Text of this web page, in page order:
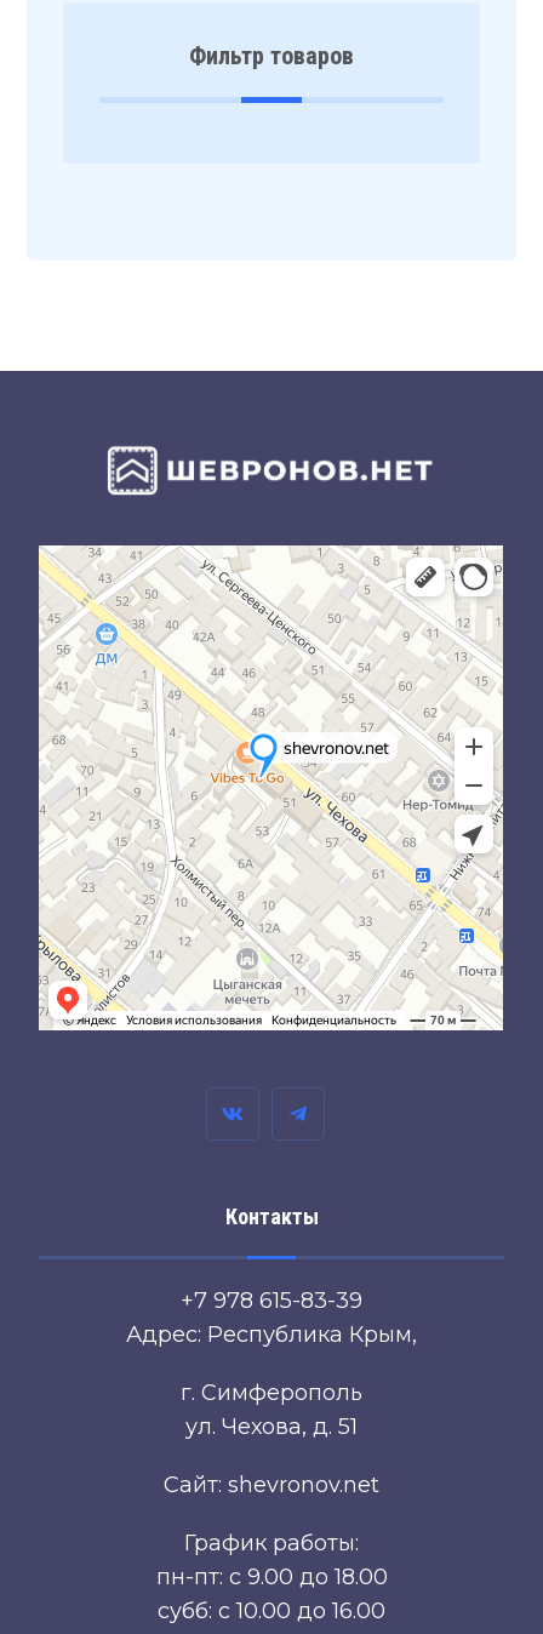
Фильтр товаров
Контакты
+7 978 615-83-39
Адрес: Республика Крым,
г. Симферополь
ул. Чехова, д. 51
Сайт: shevronov.net
График работы:
пн-пт: с 9.00 до 18.00
субб: с 10.00 до 16.00